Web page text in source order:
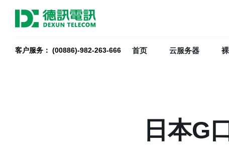
客户服务： (00886)-982-263-666 首页 云服务器
日本G